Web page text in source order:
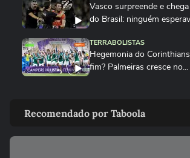
Vasco surpreende e
do Brasil: ninguém
TERRABOLISTAS
Hegemonia do
fim? Palmeiras cresce no...
TERRABOLISTAS
Recomendado por Taboola